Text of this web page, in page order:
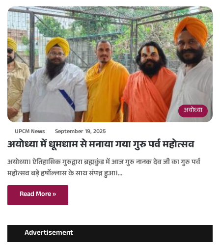
अयोध्या
UPCM News September 19, 2025
अयोध्या में धूमधाम से मनाया गया गुरु पर्व महोत्सव
अयोध्या। ऐतिहासिक गुरुद्वारा ब्रह्मकुंड में आज गुरु नानक देव जी का गुरु पर्व
महोत्सव बड़े हर्षोल्लास के साथ संपन्न हुआ।…
Read More »
Advertisement